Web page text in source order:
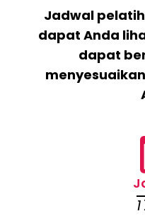
Jadwal
dapat Anda
dapat